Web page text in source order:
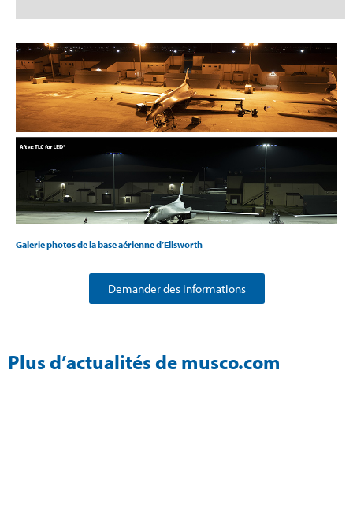
Galerie photos de la base aérienne d’Ellsworth
Demander des informations
Plus d’actualités de musco.com